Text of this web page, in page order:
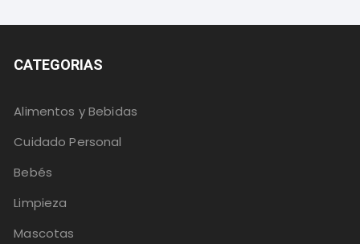
CATEGORIAS
Alimentos y Bebidas
Cuidado Personal
Bebés
Limpieza
Mascotas